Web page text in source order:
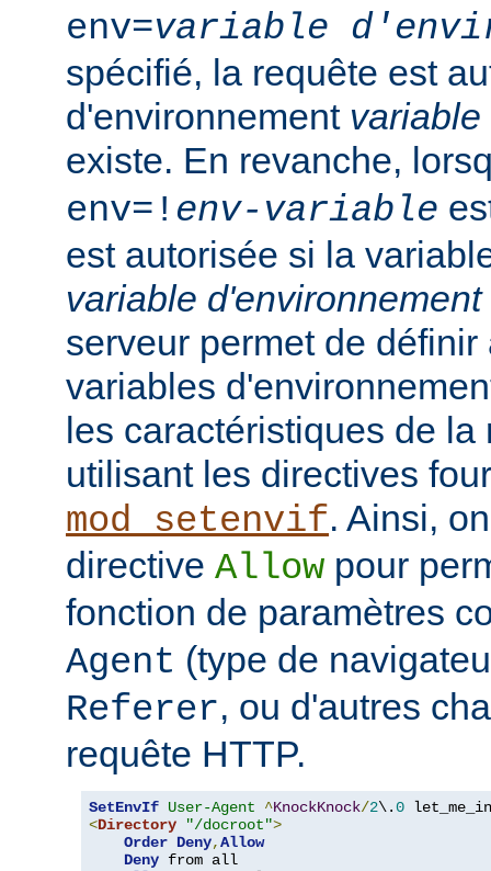
env=variable
spécifié, la requête est
d'environnement
existe. En revanche,
env=! env-variable
est autorisée si la
variable d'environnement
serveur permet de
variables
les caractéristiques de
utilisant les directives
mod_setenvif. Ainsi,
directive Allow pour
fonction de paramètres
Agent (type de
Referer, ou d'autres
requête HTTP.
SetEnvIf User-Agent ^KnockKnock/2\.0
<Directory "/docroot">
Order Deny,Allow
Deny from all